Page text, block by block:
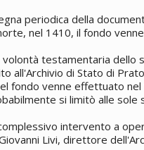
periodica della
nel 1410, il fondo
testamentaria dello
all'Archivio di Stato di
fondo venne effettuato nel
si limitò alle sole
intervento a
Livi, direttore